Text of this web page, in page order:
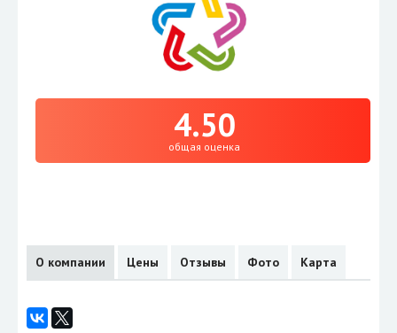
4.50
общая оценка
О компании Цены Отзывы Фото Карта